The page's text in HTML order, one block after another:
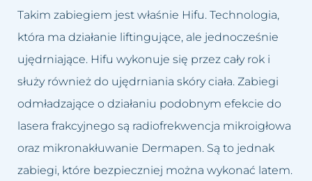
Takim zabiegiem jest właśnie Hifu. Technologia,
która ma działanie liftingujące, ale jednocześnie
ujędrniające. Hifu wykonuje się przez cały rok i
służy również do ujędrniania skóry ciała. Zabiegi
odmładzające o działaniu podobnym efekcie do
lasera frakcyjnego są radiofrekwencja mikroigłowa
oraz mikronakłuwanie Dermapen. Są to jednak
zabiegi, które bezpieczniej można wykonać latem.